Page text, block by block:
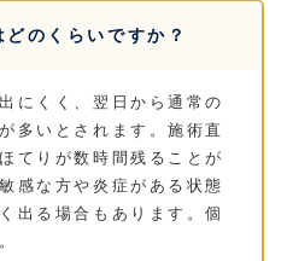
のくらいですか？
にくく、翌日から通常の
多いとされます。施術直
てりが数時間残ることが
感な方や炎症がある状態
出る場合もあります。個